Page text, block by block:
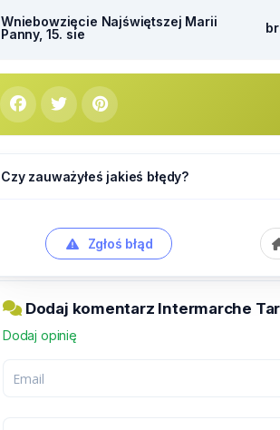
Wniebowzięcie Najświętszej Marii
Panny, 15. sie
Czy zauważyłeś jakieś błędy?
Zgłoś błąd
Dodaj komentarz Intermarche
Dodaj opinię